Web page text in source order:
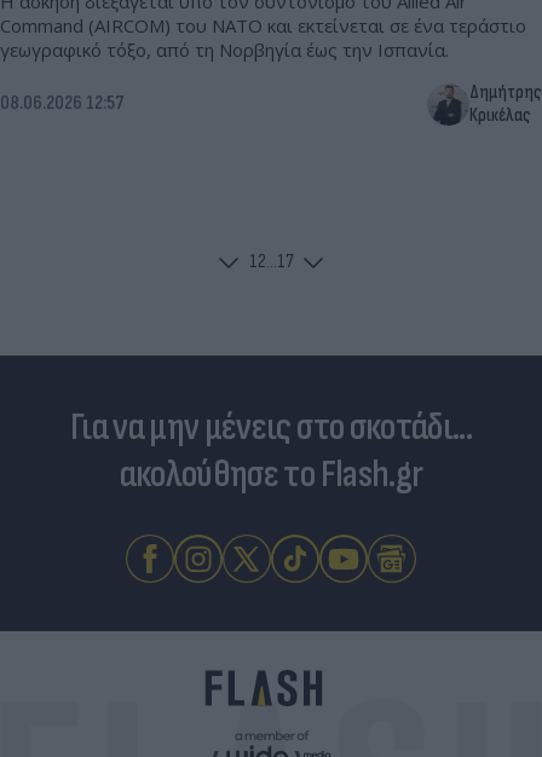
Command (AIRCOM) του ΝΑΤΟ και εκτείνεται σε ένα τεράστιο
γεωγραφικό τόξο, από τη Νορβηγία έως την Ισπανία.
08.06.2026 12:57
Δημήτρης
Κρικέλας
12...17
Για να μην μένεις στο σκοτάδι...
ακολούθησε το Flash.gr